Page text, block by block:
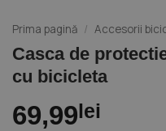
Prima pagină / Accesorii
Casca de
cu bicicleta
69,99lei